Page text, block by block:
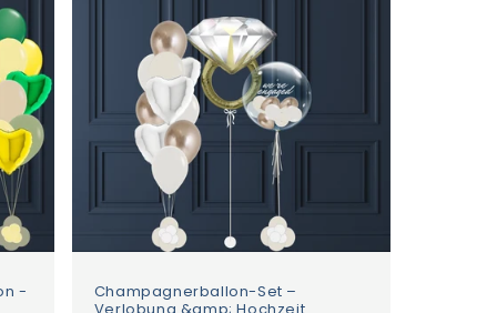
-
Champagnerballon-Set –
Verlobung &amp; Hochzeit